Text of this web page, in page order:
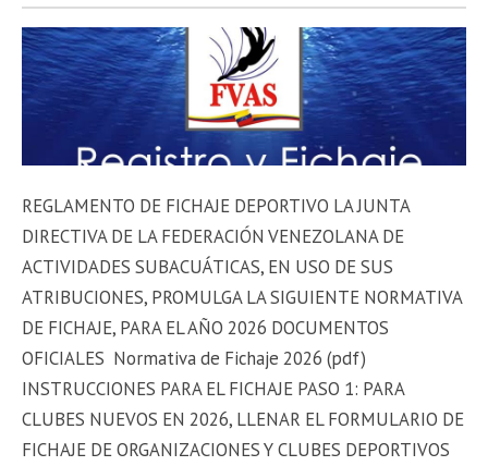
REGLAMENTO DE FICHAJE DEPORTIVO LA JUNTA
DIRECTIVA DE LA FEDERACIÓN VENEZOLANA DE
ACTIVIDADES SUBACUÁTICAS, EN USO DE SUS
ATRIBUCIONES, PROMULGA LA SIGUIENTE NORMATIVA
DE FICHAJE, PARA EL AÑO 2026 DOCUMENTOS
OFICIALES Normativa de Fichaje 2026 (pdf)
INSTRUCCIONES PARA EL FICHAJE PASO 1: PARA
CLUBES NUEVOS EN 2026, LLENAR EL FORMULARIO DE
FICHAJE DE ORGANIZACIONES Y CLUBES DEPORTIVOS